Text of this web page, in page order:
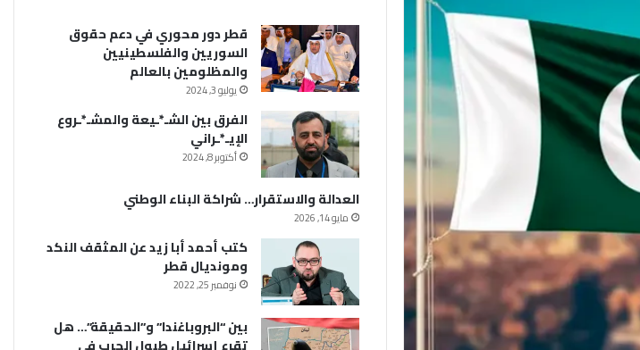
قطر دور محوري في دعم حقوق
السوريين والفلسطينيين
والمظلومين بالعالم
يوليو 3, 2024
الفرق بين الشـ*ـيعة والمشـ*ـروع
الإيـ*ـراني
أكتوبر 8, 2024
العدالة والاستقرار… شراكة البناء الوطني
مايو 14, 2026
كتب أحمد أبا زيد عن المثقف النكد
ومونديال قطر
نوفمبر 25, 2022
بين “البروباغندا” و”الحقيقة”… هل